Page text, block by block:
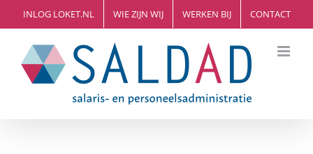
naar
inhoud
INLOG LOKET.NL WIE ZIJN WIJ WERKEN BIJ CONTACT